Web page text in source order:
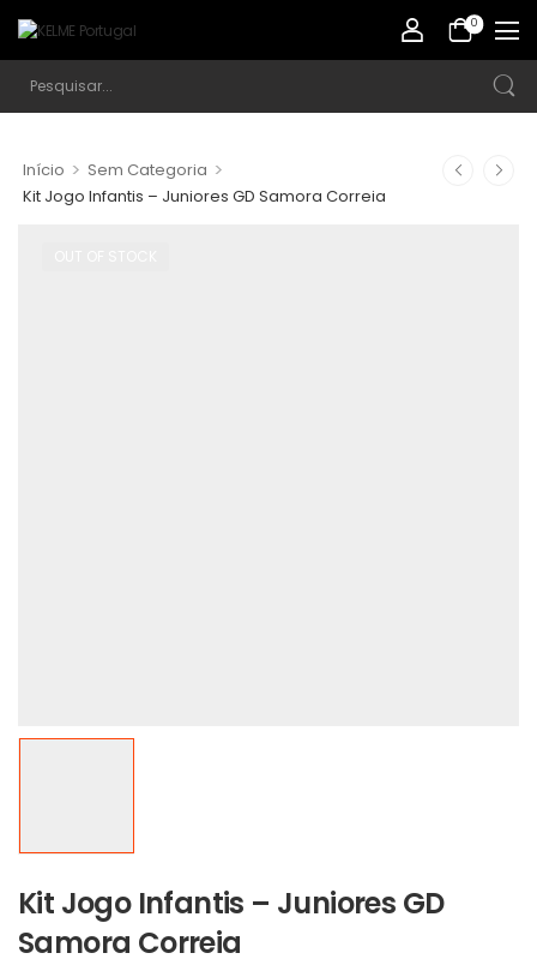
0
Início > Sem Categoria >
Kit Jogo Infantis – Juniores GD Samora Correia
Kit Jogo Infantis – Juniores GD
Samora Correia